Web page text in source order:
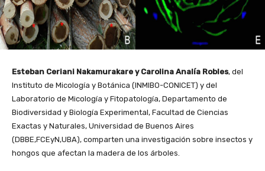
Esteban Ceriani Nakamurakare y Carolina Analía Robles, del
Instituto de Micología y Botánica (INMIBO-CONICET) y del
Laboratorio de Micología y Fitopatología, Departamento de
Biodiversidad y Biología Experimental, Facultad de Ciencias
Exactas y Naturales, Universidad de Buenos Aires
(DBBE,FCEyN,UBA), comparten una investigación sobre insectos y
hongos que afectan la madera de los árboles.